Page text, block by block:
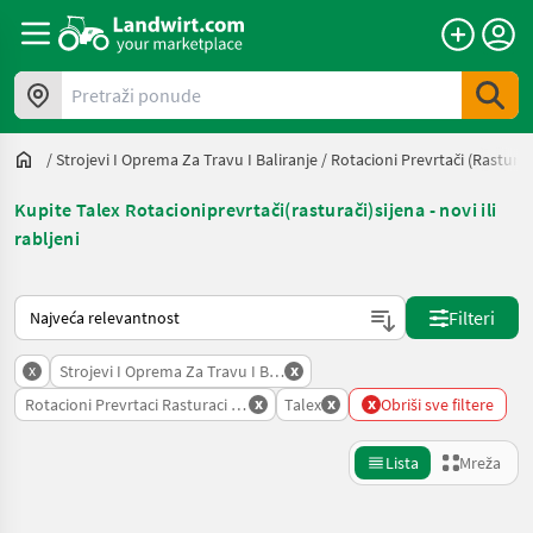
Pretraži ponude
/Strojevi I Oprema Za Travu I Baliranje / Rotacioni Prevrtači
Kupite Talex Rotacioniprevrtači(rasturači)sijena - novi ili
rabljeni
Način na koji sortira Landwirt.com
Filteri
x Strojevi I Oprema Za Travu I Baliranje
x
Rotacioni Prevrtaci Rasturaci Sijena
x Talex x x Obriši sve filtere
Lista Mreža